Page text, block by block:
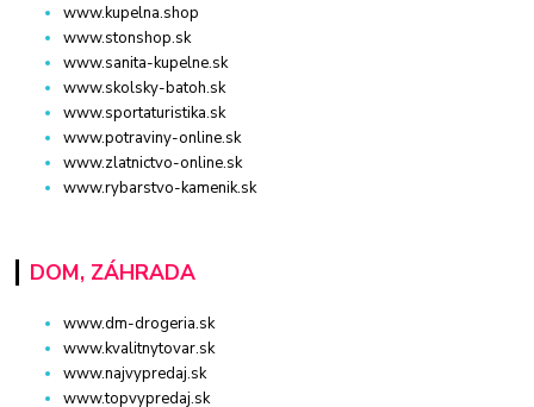
www.kupelna.shop
www.stonshop.sk
www.sanita-kupelne.sk
www.skolsky-batoh.sk
www.sportaturistika.sk
www.potraviny-online.sk
www.zlatnictvo-online.sk
www.rybarstvo-kamenik.sk
DOM, ZÁHRADA
www.dm-drogeria.sk
www.kvalitnytovar.sk
www.najvypredaj.sk
www.topvypredaj.sk